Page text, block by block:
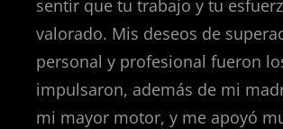
sentir que tu trabajo y tu
valorado. Mis deseos de
personal y profesional fueron
impulsaron, además de mi
mi mayor motor, y me apoyó